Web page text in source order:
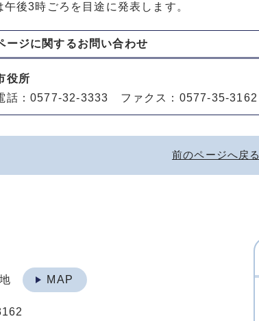
午後3時ごろを目途に発表します。
ージに関するお問い合わせ
役所
話：0577-32-3333 ファクス：0577-35-3162
前のページへ戻る
地 MAP